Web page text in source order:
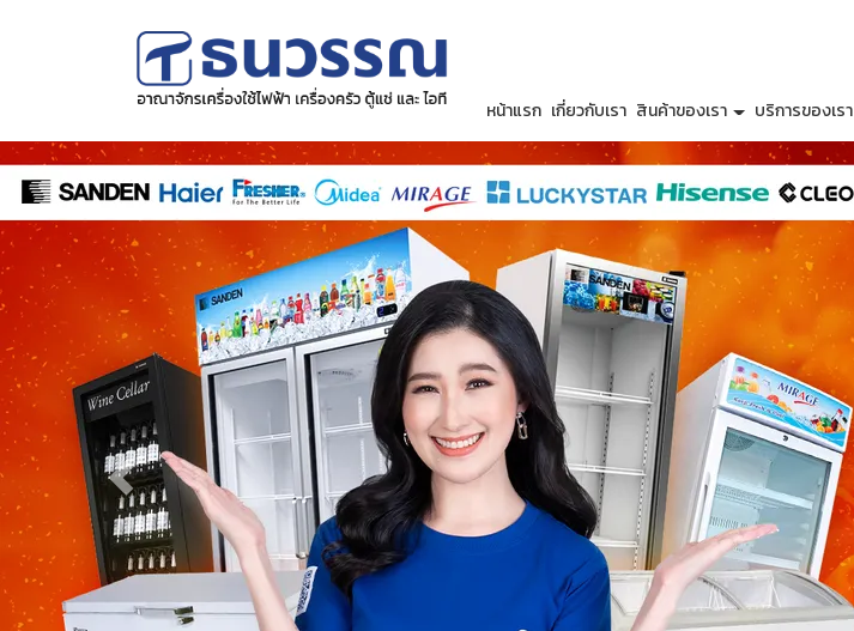
หน้าแรก เกี่ยวกับเรา สินค้าของเรา บริการของเรา